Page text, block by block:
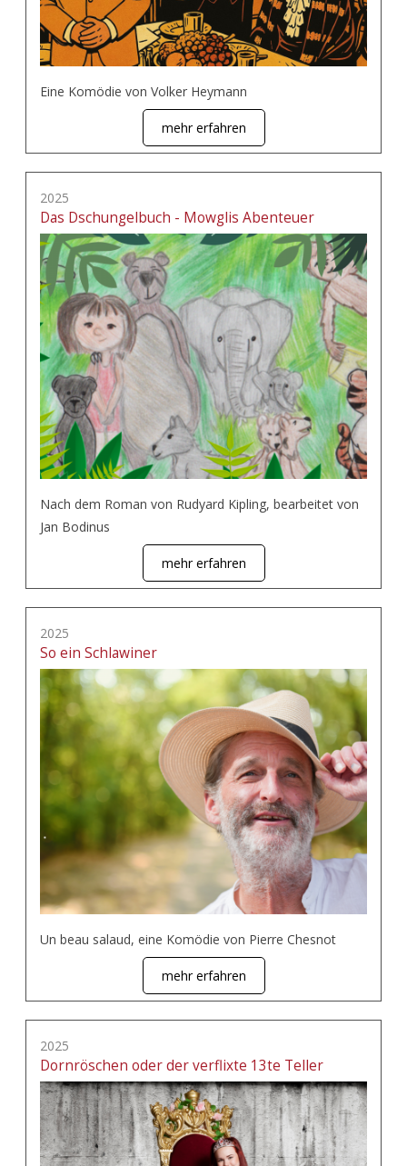
Eine Komödie von Volker Heymann
mehr erfahren
2025
Das Dschungelbuch - Mowglis Abenteuer
Nach dem Roman von Rudyard Kipling, bearbeitet von
Jan Bodinus
mehr erfahren
2025
So ein Schlawiner
Un beau salaud, eine Komödie von Pierre Chesnot
mehr erfahren
2025
Dornröschen oder der verflixte 13te Teller